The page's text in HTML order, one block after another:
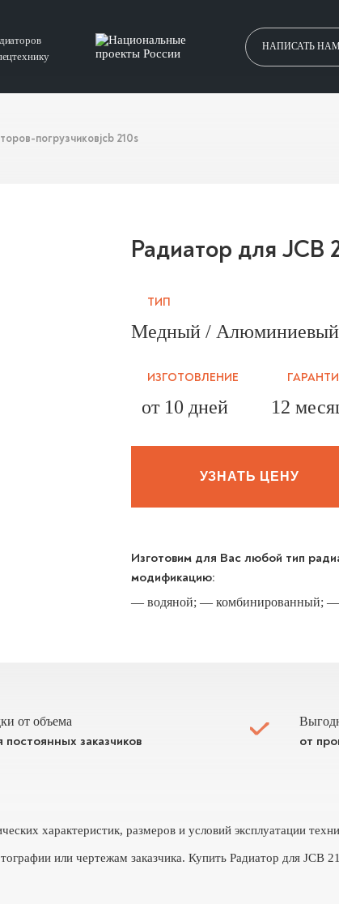
НАПИСАТЬ
погрузчиковjcb 210s
Радиатор для JCB
ТИП
Медный / Алюминиевый
ИЗГОТОВЛЕНИЕ
от 10 дней 12
УЗНАТЬ ЦЕНУ
Изготовим для Вас любой тип
модификацию:
— водяной; — комбинированный; —
от объема
постоянных заказчиков от
характеристик, размеров и условий эксплуатации
или чертежам заказчика. Купить Радиатор для JCB